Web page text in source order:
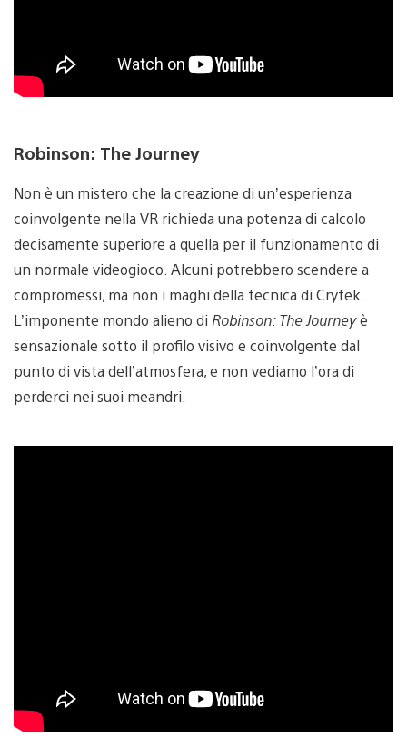
Robinson: The Journey
Non è un mistero che la creazione di un’esperienza
coinvolgente nella VR richieda una potenza di calcolo
decisamente superiore a quella per il funzionamento di
un normale videogioco. Alcuni potrebbero scendere a
compromessi, ma non i maghi della tecnica di Crytek.
L’imponente mondo alieno di Robinson: The Journeyè
sensazionale sotto il profilo visivo e coinvolgente dal
punto di vista dell’atmosfera, e non vediamo l’ora di
perderci nei suoi meandri.